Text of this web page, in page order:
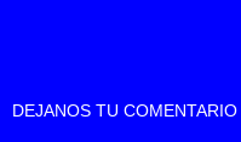
DEJANOS TU COMENTARIO